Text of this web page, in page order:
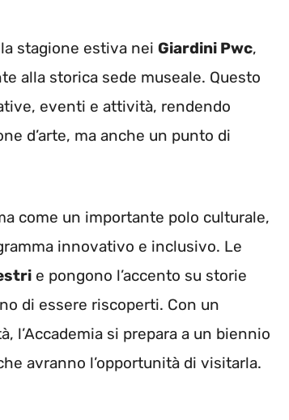
stagione estiva nei Giardini Pwc,
alla storica sede museale. Questo
eventi e attività, rendendo
d’arte, ma anche un punto di
come un importante polo culturale,
innovativo e inclusivo. Le
e pongono l’accento su storie
di essere riscoperti. Con un
l’Accademia si prepara a un biennio
avranno l’opportunità di visitarla.